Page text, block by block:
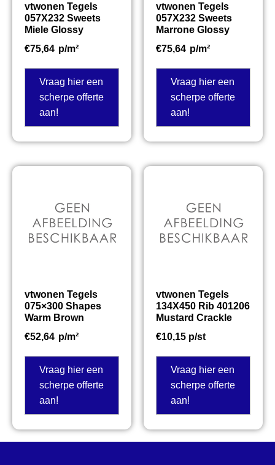
vtwonen Tegels
057X232 Sweets
Miele Glossy
€75,64 p/m²
Vraag hier een
scherpe offerte
aan!
vtwonen Tegels
057X232 Sweets
Marrone Glossy
€75,64 p/m²
Vraag hier een
scherpe offerte
aan!
vtwonen Tegels
075×300 Shapes
Warm Brown
€52,64 p/m²
Vraag hier een
scherpe offerte
aan!
vtwonen Tegels
134X450 Rib 401206
Mustard Crackle
€10,15 p/st
Vraag hier een
scherpe offerte
aan!